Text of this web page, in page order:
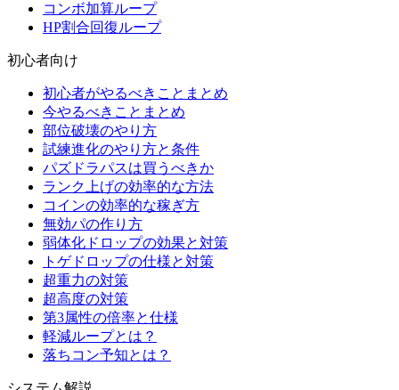
コンボ加算ループ
HP割合回復ループ
初心者向け
初心者がやるべきことまとめ
今やるべきことまとめ
部位破壊のやり方
試練進化のやり方と条件
パズドラパスは買うべきか
ランク上げの効率的な方法
コインの効率的な稼ぎ方
無効パの作り方
弱体化ドロップの効果と対策
トゲドロップの仕様と対策
超重力の対策
超高度の対策
第3属性の倍率と仕様
軽減ループとは？
落ちコン予知とは？